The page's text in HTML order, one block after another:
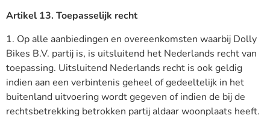
Artikel 13. Toepasselijk recht
1. Op alle aanbiedingen en overeenkomsten waarbij Dolly
Bikes B.V. partij is, is uitsluitend het Nederlands recht van
toepassing. Uitsluitend Nederlands recht is ook geldig
indien aan een verbintenis geheel of gedeeltelijk in het
buitenland uitvoering wordt gegeven of indien de bij de
rechtsbetrekking betrokken partij aldaar woonplaats heeft.